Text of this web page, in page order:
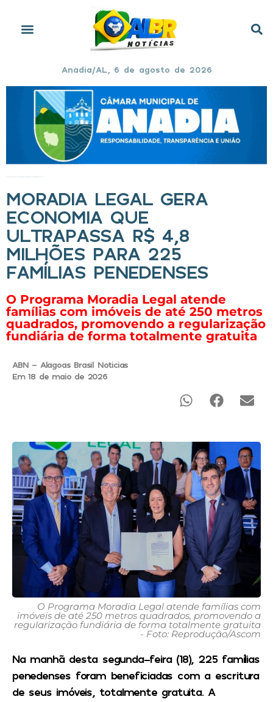
Anadia/AL, 6 de agosto de 2026
MORADIA LEGAL GERA
ECONOMIA QUE
ULTRAPASSA R$ 4,8
MILHÕES PARA 225
FAMÍLIAS PENEDENSES
O Programa Moradia Legal atende
famílias com imóveis de até 250 metros
quadrados, promovendo a regularização
fundiária de forma totalmente gratuita
ABN - Alagoas Brasil Noticias
Em 18 de maio de 2026
O Programa Moradia Legal atende famílias com
imóveis de até 250 metros quadrados, promovendo a
regularização fundiária de forma totalmente gratuita
- Foto: Reprodução/Ascom
Na manhã desta segunda-feira (18), 225 famílias
penedenses foram beneficiadas com a escritura
de seus imóveis, totalmente gratuita. A